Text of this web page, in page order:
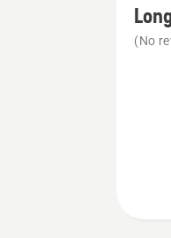
details
over
(No